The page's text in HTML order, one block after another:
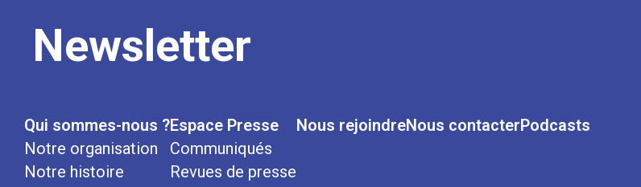
Newsletter
Qui sommes-nous ?
Notre organisation
Notre histoire
Espace Presse
Communiqués
Revues de presse
Nous rejoindreNous contacterPodcasts